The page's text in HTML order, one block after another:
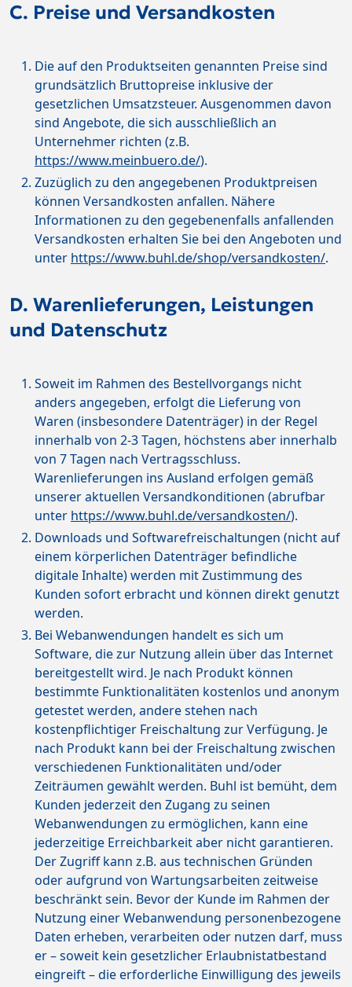
C. Preise und Versandkosten
Die auf den Produktseiten genannten Preise sind
grundsätzlich Bruttopreise inklusive der
gesetzlichen Umsatzsteuer. Ausgenommen davon
sind Angebote, die sich ausschließlich an
Unternehmer richten (z.B.
https://www.meinbuero.de/).
Zuzüglich zu den angegebenen Produktpreisen
können Versandkosten anfallen. Nähere
Informationen zu den gegebenenfalls anfallenden
Versandkosten erhalten Sie bei den Angeboten und
unter https://www.buhl.de/shop/versandkosten/.
D. Warenlieferungen, Leistungen
und Datenschutz
Soweit im Rahmen des Bestellvorgangs nicht
anders angegeben, erfolgt die Lieferung von
Waren (insbesondere Datenträger) in der Regel
innerhalb von 2-3 Tagen, höchstens aber innerhalb
von 7 Tagen nach Vertragsschluss.
Warenlieferungen ins Ausland erfolgen gemäß
unserer aktuellen Versandkonditionen (abrufbar
unter https://www.buhl.de/versandkosten/).
Downloads und Softwarefreischaltungen (nicht auf
einem körperlichen Datenträger befindliche
digitale Inhalte) werden mit Zustimmung des
Kunden sofort erbracht und können direkt genutzt
werden.
Bei Webanwendungen handelt es sich um
Software, die zur Nutzung allein über das Internet
bereitgestellt wird. Je nach Produkt können
bestimmte Funktionalitäten kostenlos und anonym
getestet werden, andere stehen nach
kostenpflichtiger Freischaltung zur Verfügung. Je
nach Produkt kann bei der Freischaltung zwischen
verschiedenen Funktionalitäten und/oder
Zeiträumen gewählt werden. Buhl ist bemüht, dem
Kunden jederzeit den Zugang zu seinen
Webanwendungen zu ermöglichen, kann eine
jederzeitige Erreichbarkeit aber nicht garantieren.
Der Zugriff kann z.B. aus technischen Gründen
oder aufgrund von Wartungsarbeiten zeitweise
beschränkt sein. Bevor der Kunde im Rahmen der
Nutzung einer Webanwendung personenbezogene
Daten erheben, verarbeiten oder nutzen darf, muss
er – soweit kein gesetzlicher Erlaubnistatbestand
eingreift – die erforderliche Einwilligung des jeweils